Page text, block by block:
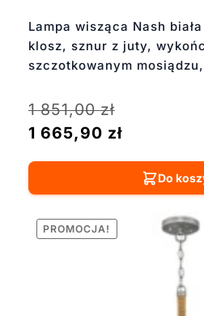
Lampa wisząca Nash
klosz, sznur z juty,
szczotkowanym
1 851,00zł
1 665,90 zł
Do
PROMOCJA!